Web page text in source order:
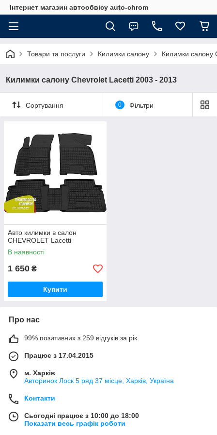
Інтернет магазин автообвісу auto-chrom
Товари та послуги Килимки салону Килимки салону
Килимки салону Chevrolet Lacetti 2003 - 2013
Сортування 0 Фільтри
Авто килимки в салон
CHEVROLET Lacetti
В наявності
1 650 ₴
Купити
Про нас
99% позитивних з 259 відгуків за рік
Працює з 17.04.2015
м. Харків
Авторинок Лоск 5 ряд 37 місце, Харків, Україна
Контакти
Сьогодні працює з 10:00 до 18:00
Показати весь графік роботи